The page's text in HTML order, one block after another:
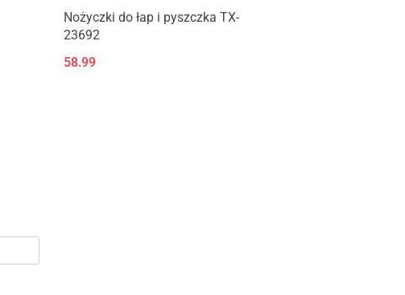
Produkt niedostępny
Nożyczki do łap i pyszczka TX-
23692
58.99